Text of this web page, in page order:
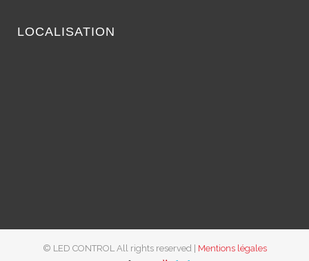
LOCALISATION
© LED CONTROL All rights reserved | Mentions légales